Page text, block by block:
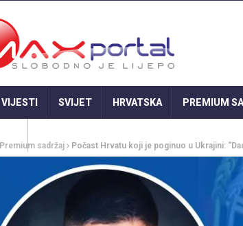
VIJESTI SVIJET HRVATSKA PREMIUM
Premium sadržaj Počast Hrvatu koji je poginuo u Ukrajini: